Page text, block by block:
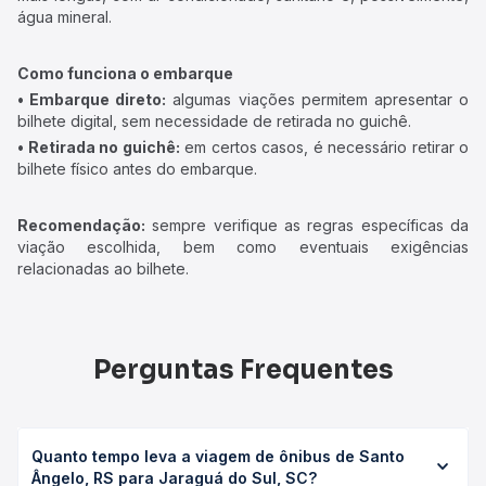
água mineral.
Como funciona o embarque
• Embarque direto: algumas viações permitem apresentar o
bilhete digital, sem necessidade de retirada no guichê.
• Retirada no guichê: em certos casos, é necessário retirar o
bilhete físico antes do embarque.
Recomendação: sempre verifique as regras específicas da
viação escolhida, bem como eventuais exigências
relacionadas ao bilhete.
Perguntas Frequentes
Quanto tempo leva a viagem de ônibus de Santo
Ângelo, RS para Jaraguá do Sul, SC?